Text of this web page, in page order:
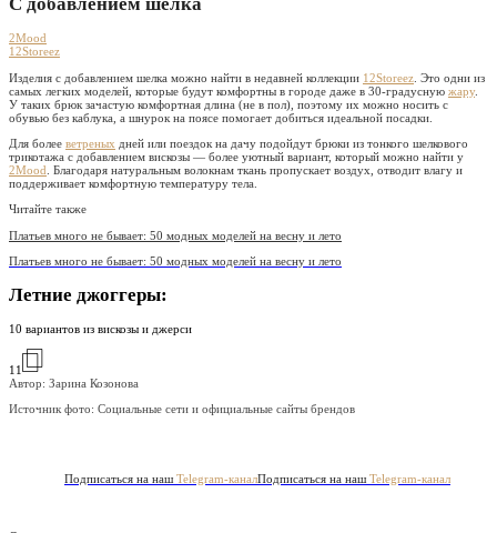
2Mood
12Storeez
Изделия с добавлением шелка можно найти в недавней коллекции 12Storeez . Это одни из
самых легких моделей, которые будут комфортны в городе даже в 30-градусную жару.
У таких брюк зачастую комфортная длина (не в пол), поэтому их можно носить с
обувью без каблука, а шнурок на поясе помогает добиться идеальной посадки.
Для более ветреных дней или поездок на дачу подойдут брюки из тонкого шелкового
трикотажа с добавлением вискозы — более уютный вариант, который можно найти у
2Mood . Благодаря натуральным волокнам ткань пропускает воздух, отводит влагу и
поддерживает комфортную температуру тела.
Читайте также
Платьев много не бывает: 50 модных моделей на весну и лето
Платьев много не бывает: 50 модных моделей на весну и лето
Летние джоггеры:
10 вариантов из вискозы и джерси
11
Автор: Зарина Козонова
Источник фото: Социальные сети и официальные сайты брендов
Подписаться на наш Telegram-каналПодписаться на наш Telegram-канал